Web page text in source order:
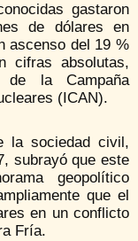
gastaron
de dólares en
ascenso del 19 %
cifras absolutas,
la Campaña
(ICAN).
la sociedad civil,
subrayó que este
geopolítico
que el
en un conflicto
Fría.